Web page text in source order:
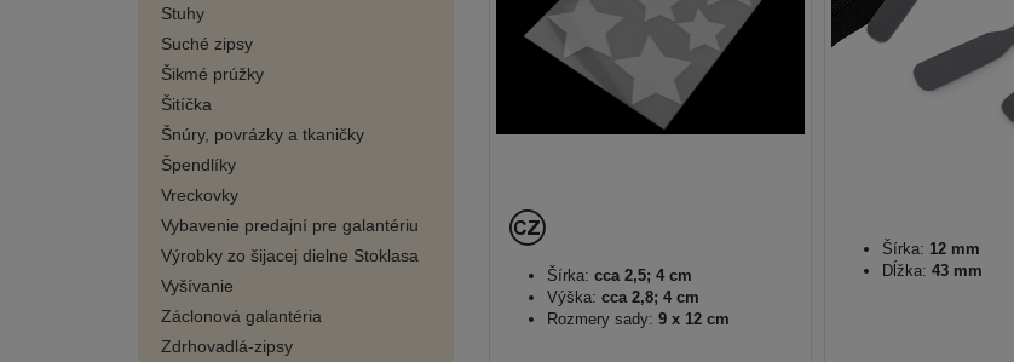
Stuhy
Suché zipsy
Šikmé prúžky
Šitíčka
Šnúry, povrázky a tkaničky
Špendlíky
Vreckovky
Vybavenie predajní pre galantériu
Výrobky zo šijacej dielne Stoklasa
Vyšívanie
Záclonová galantéria
Zdrhovadlá-zipsy
Šírka: cca 2,5; 4 cm
Výška: cca 2,8; 4 cm
Rozmery sady: 9 x 12 cm
Šírka: 12 mm
Dĺžka: 43 mm